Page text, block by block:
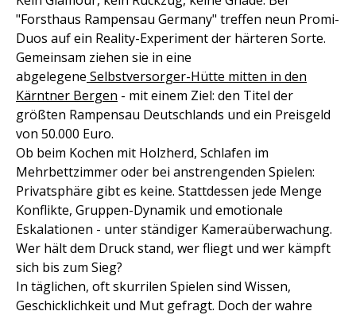
"Forsthaus Rampensau Germany" treffen neun Promi-
Duos auf ein Reality-Experiment der härteren Sorte.
Gemeinsam ziehen sie in eine
abgelegene Selbstversorger-Hütte mitten in den
Kärntner Bergen - mit einem Ziel: den Titel der
größten Rampensau Deutschlands und ein Preisgeld
von 50.000 Euro.
Ob beim Kochen mit Holzherd, Schlafen im
Mehrbettzimmer oder bei anstrengenden Spielen:
Privatsphäre gibt es keine. Stattdessen jede Menge
Konflikte, Gruppen-Dynamik und emotionale
Eskalationen - unter ständiger Kameraüberwachung.
Wer hält dem Druck stand, wer fliegt und wer kämpft
sich bis zum Sieg?
In täglichen, oft skurrilen Spielen sind Wissen,
Geschicklichkeit und Mut gefragt. Doch der wahre